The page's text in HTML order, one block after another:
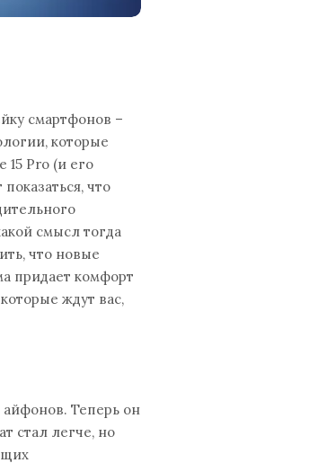
смартфонов –
которые
15 Pro (и его
что
смысл тогда
что новые
придает комфорт
ждут вас,
айфонов. Теперь он
стал легче, но